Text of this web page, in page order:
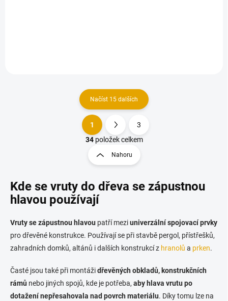
O
v
á
d
c
v
k
y
p
i
s
Načíst 15 dalších
S
t
r
á
k
á
n
í
1
3
34položek celkem
Nahoru
Kde se vruty do dřeva se zápustnou
hlavou používají
Vruty se zápustnou hlavou patří meziuniverzální spojovací prvky
pro dřevěné konstrukce. Používají se při stavbě pergol, přístřešků,
zahradních domků, altánů i dalších konstrukcí z hranolů a prken.
Časté jsou také při montážidřevěných obkladů, konstrukčních
rámů nebo jiných spojů, kde je potřeba, aby hlava vrutu po
dotažení nepřesahovala nad povrch materiálu. Díky tomu lze na